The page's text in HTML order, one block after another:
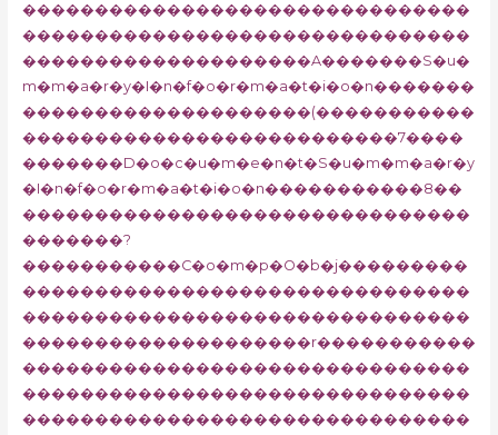
�������������������������������
�������������������������������
��������������������A�������S�u�
m�m�a�r�y�I�n�f�o�r�m�a�t�i�o�n�������
��������������������(�����������
��������������������������7����
�������D�o�c�u�m�e�n�t�S�u�m�m�a�r�y
�I�n�f�o�r�m�a�t�i�o�n�����������8��
�������������������������������
�������?
�����������C�o�m�p�O�b�j���������
�������������������������������
�������������������������������
��������������������r�����������
�������������������������������
�������������������������������
�������������������������������